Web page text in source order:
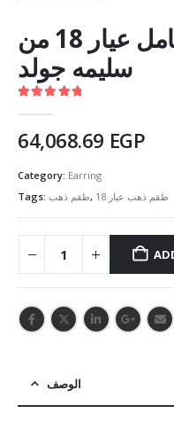
حلق ذهب كامل عيار 18 من
سليمه جولد
64,068.69 EGP
Category: Earring
Tags: طقم ذهب, طقم ذهب عيار 18
الوصف